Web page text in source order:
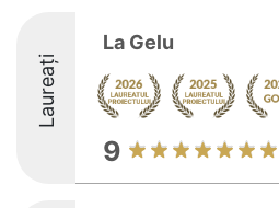
Laureați
La Gelu
9